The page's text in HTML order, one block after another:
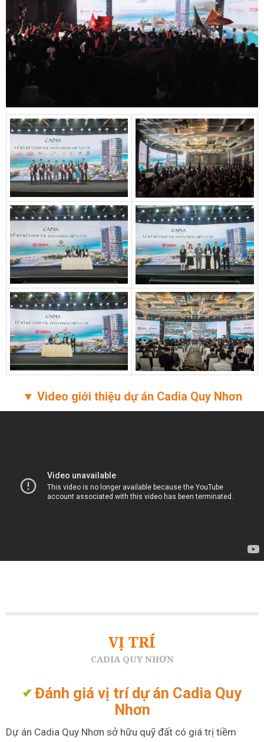
▼ Video giới thiệu dự án Cadia Quy Nhơn
VỊ TRÍ
CADIA QUY NHƠN
Đánh giá vị trí dự án Cadia Quy
Nhơn
Dự án Cadia Quy Nhơn sở hữu quỹ đất có giá trị tiềm